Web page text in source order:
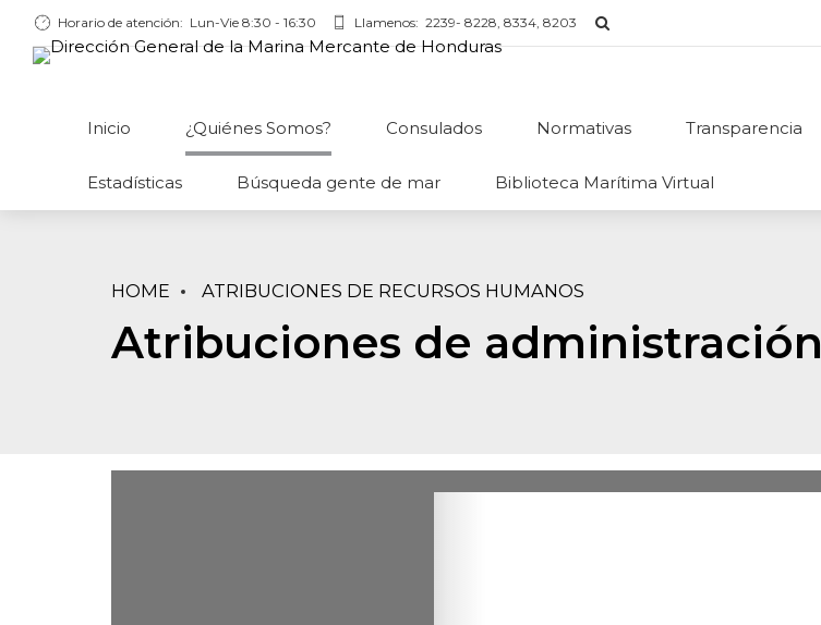
Horario de atención: Lun-Vie 8:30 - 16:30 Llamenos: 2239- 8228, 8334, 8203
Inicio ¿Quiénes Somos? Consulados Normativas Transparencia
Estadísticas Búsqueda gente de mar Biblioteca Marítima Virtual
HOME ATRIBUCIONES DE RECURSOS HUMANOS
Atribuciones de administración